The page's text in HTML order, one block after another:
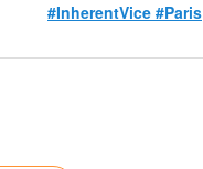
#InherentVice #Paris